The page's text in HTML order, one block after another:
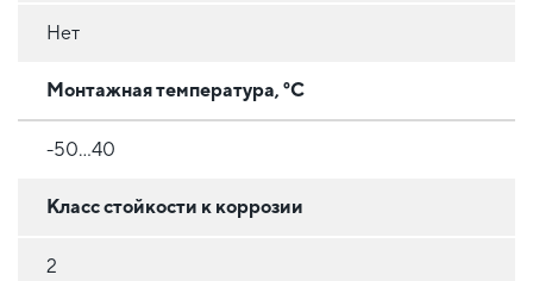
Нет
Монтажная температура, °C
-50...40
Класс стойкости к коррозии
2